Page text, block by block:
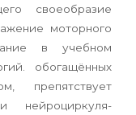
своеобразие
моторного
в учебном
обогащённых
препятствует
нейроциркуля-